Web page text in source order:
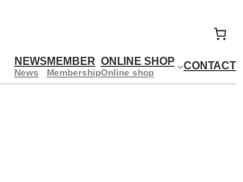
NEWS
News
MEMBER
Membership
ONLINE SHOP
Online shop CONTACT